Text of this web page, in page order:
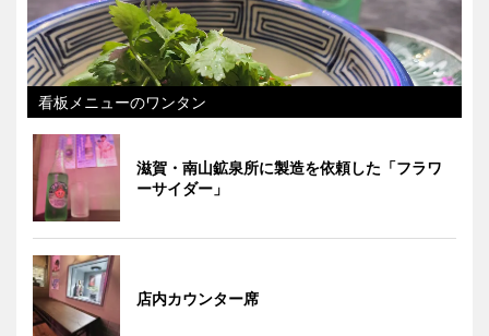
看板メニューのワンタン
滋賀・南山鉱泉所に製造を依頼した「フラワ
ーサイダー」
店内カウンター席